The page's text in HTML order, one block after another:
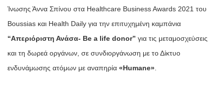
Ίνωσης Άννα Σπίνου στα Healthcare Business Awards 2021 του
“Απεριόριστη Ανάσα- Be a life donor” για τις μεταμοσχεύσεις
και τη δωρεά οργάνων, σε συνδιοργάνωση με το Δίκτυο
ενδυνάμωσης ατόμων με αναπηρία «Humane»